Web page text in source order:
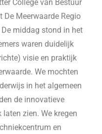
College van Bestuur
De Meerwaarde Regio
middag stond in het
waren duidelijk
visie en praktijk
We mochten
in het algemeen
de innovatieve
zien. We kregen
en